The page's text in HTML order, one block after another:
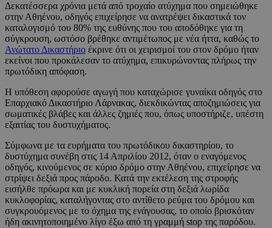
Δεκατέσσερα χρόνια μετά από τροχαίο ατύχημα που σημειώθηκε
στην Αθηένου, οδηγός επιχείρησε να ανατρέψει δικαστικά τον
καταλογισμό του 80% της ευθύνης που του αποδόθηκε για τη
σύγκρουση, ωστόσο βρέθηκε αντιμέτωπος με νέα ήττα, καθώς το
Ανώτατο Δικαστήριο έκρινε ότι οι χειρισμοί του στον δρόμο ήταν
εκείνοι που προκάλεσαν το ατύχημα, επικυρώνοντας πλήρως την
πρωτόδικη απόφαση.
Η υπόθεση αφορούσε αγωγή που καταχώρισε γυναίκα οδηγός στο
Επαρχιακό Δικαστήριο Λάρνακας, διεκδικώντας αποζημιώσεις για
σωματικές βλάβες και άλλες ζημιές που, όπως υποστήριζε, υπέστη
εξαιτίας του δυστυχήματος.
Σύμφωνα με τα ευρήματα του πρωτόδικου δικαστηρίου, το
δυστύχημα συνέβη στις 14 Απριλίου 2012, όταν ο εναγόμενος
οδηγός, κινούμενος σε κύριο δρόμο στην Αθηένου, επιχείρησε να
στρίψει δεξιά προς πάροδο. Κατά την εκτέλεση της στροφής
εισήλθε πρόωρα και με κυκλική πορεία στη δεξιά λωρίδα
κυκλοφορίας, καταλήγοντας στο αντίθετο ρεύμα του δρόμου και
συγκρουόμενος με το όχημα της ενάγουσας, το οποίο βρισκόταν
ήδη ακινητοποιημένο λίγο έξω από τη γραμμή stop της παρόδου.